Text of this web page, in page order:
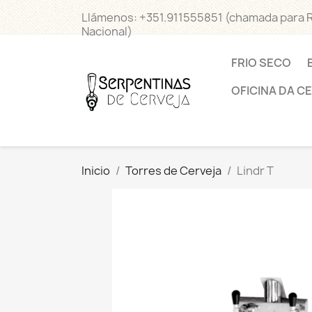
Llámenos: +351.911555851 (chamada para
Nacional)
FRIO SECO
OFICINA DA
Inicio Torres de Cerveja Lindr T